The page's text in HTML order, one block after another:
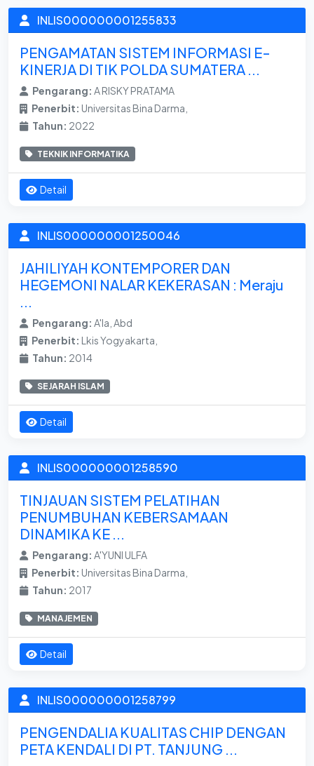
INLIS000000001255833
PENGAMATAN SISTEM INFORMASI E-
KINERJA DI TIK POLDA SUMATERA ...
Pengarang: A RISKY PRATAMA
Penerbit: Universitas Bina Darma,
Tahun: 2022
TEKNIK INFORMATIKA
Detail
INLIS000000001250046
JAHILIYAH KONTEMPORER DAN
HEGEMONI NALAR KEKERASAN : Meraju
Pengarang: A'la, Abd
Penerbit: Lkis Yogyakarta,
Tahun: 2014
SEJARAH ISLAM
Detail
INLIS000000001258590
TINJAUAN SISTEM PELATIHAN
PENUMBUHAN KEBERSAMAAN
DINAMIKA KE ...
Pengarang: A'YUNI ULFA
Penerbit: Universitas Bina Darma,
Tahun: 2017
MANAJEMEN
Detail
INLIS000000001258799
PENGENDALIA KUALITAS CHIP DENGAN
PETA KENDALI DI PT. TANJUNG ...